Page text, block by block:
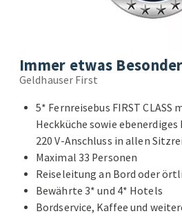
Immer etwas
Geldhauser First
5* Fernreisebus FIRST
Heckküche sowie ebenerdiges
220 V-Anschluss in allen
Maximal 33 Personen
Reiseleitung an Bord oder
Bewährte 3* und 4* Hotels
Bordservice, Kaffee und